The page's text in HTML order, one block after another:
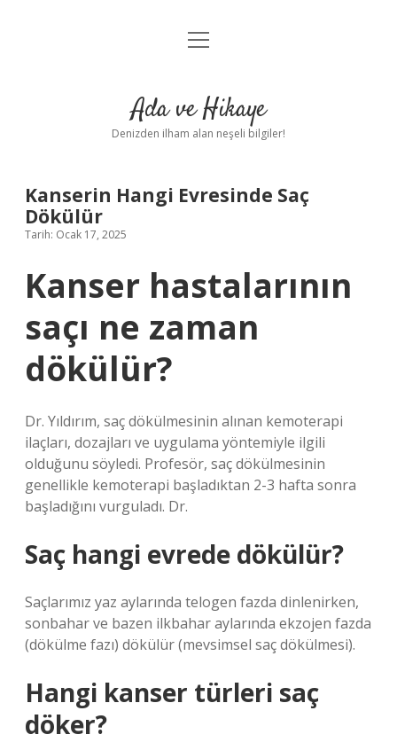
Anasayfa
Yasal Uyarı
menüyü
Ada ve Hikaye
Denizden ilham alan neşeli bilgiler!
Kanserin Hangi Evresinde Saç
Dökülür
Tarih: Ocak 17, 2025
Kanser hastalarının
saçı ne zaman
dökülür?
Dr. Yıldırım, saç dökülmesinin alınan kemoterapi
ilaçları, dozajları ve uygulama yöntemiyle ilgili
olduğunu söyledi. Profesör, saç dökülmesinin
genellikle kemoterapi başladıktan 2-3 hafta sonra
başladığını vurguladı. Dr.
Saç hangi evrede dökülür?
Saçlarımız yaz aylarında telogen fazda dinlenirken,
sonbahar ve bazen ilkbahar aylarında ekzojen fazda
(dökülme fazı) dökülür (mevsimsel saç dökülmesi).
Hangi kanser türleri saç
döker?